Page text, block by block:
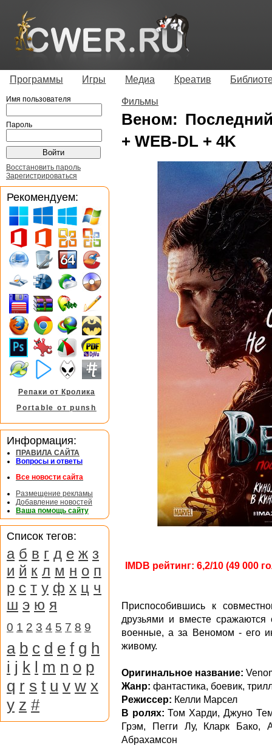
Программы Игры Медиа Креатив
Фильмы
Веном:
+ WEB-DL + 4K
IMDB рейтинг: 6,2/10 (49 000
Приспособившись к
друзьями и вместе
военные, а за Веномом - его
живому.
Оригинальное название:
Жанр: фантастика, боевик,
Режиссер: Келли Марсел
В ролях: Том Харди, Джуно
Грэм, Пегги Лу, Кларк Бако,
Абрахамсон
Имя пользователя
Пароль
Восстановить пароль
Зарегистрироваться
Рекомендуем:
Репаки от Кролика
Portable от punsh
Информация:
ПРАВИЛА САЙТА
Вопросы и ответы
Все новости сайта
Размещение рекламы
Добавление новостей
Ваша помощь сайту
Список тегов:
а б в г д е ж з
и й к л м н о п
р с т у ф х ц ч
ш э ю я
0 1 2 3 4 5 7 8 9
a b c d e f g h
i j k l m n o p
q r s t u v w x
y z #